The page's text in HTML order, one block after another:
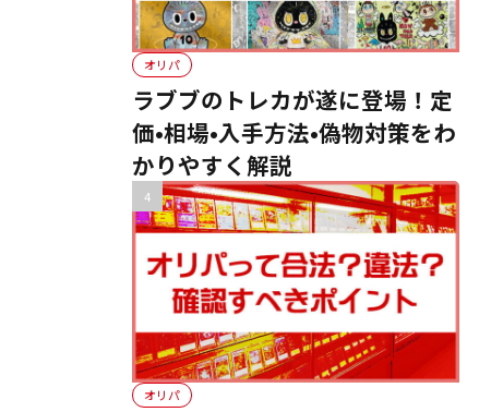
オリパ
ラブブのトレカが遂に登場！定
価•相場•入手方法•偽物対策をわ
かりやすく解説
オリパ